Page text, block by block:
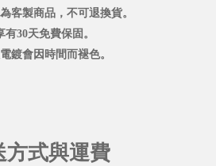
客製商品，不可退換貨。
有30天免費保固。
鍍會因時間而褪色。
方式與運費